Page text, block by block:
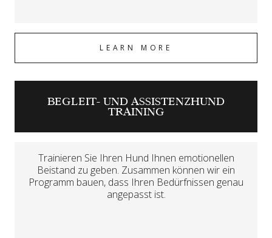
LEARN MORE
BEGLEIT- UND ASSISTENZHUND
TRAINING
Trainieren Sie Ihren Hund Ihnen emotionellen
Beistand zu geben. Zusammen können wir ein
Programm bauen, dass Ihren Bedürfnissen genau
angepasst ist.